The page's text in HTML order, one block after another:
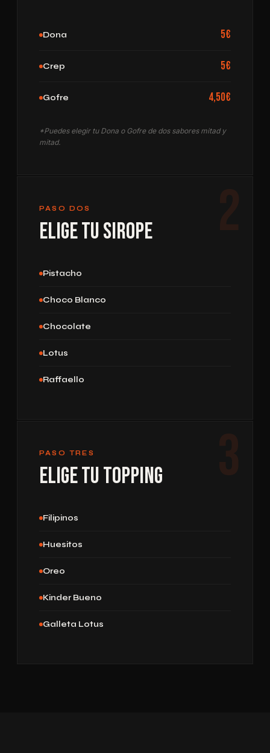
Dona 5€
Crep 5€
Gofre 4,50€
*Puedes elegir tu Dona o Gofre de dos sabores mitad y
mitad.
PASO DOS
Elige tu Sirope
Pistacho
Choco Blanco
Chocolate
Lotus
Raffaello
PASO TRES
Elige tu Topping
Filipinos
Huesitos
Oreo
Kinder Bueno
Galleta Lotus